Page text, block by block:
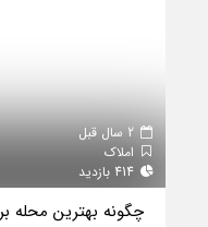
املاک
چگونه بهترین محله